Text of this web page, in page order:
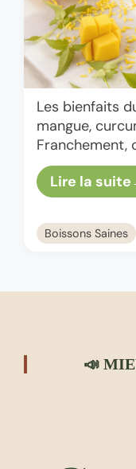
Les bienfaits
mangue,
Franchement,
devenu un
surtout quand
Lire la suite
Boissons Saines
📣